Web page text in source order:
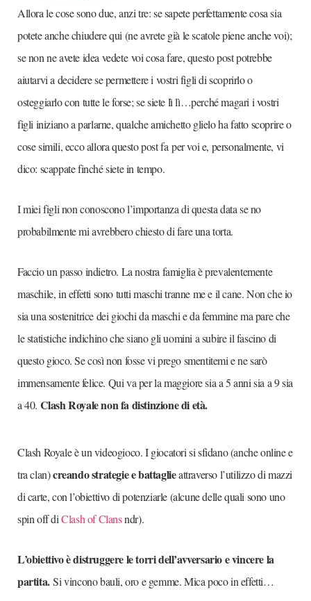
Allora le cose sono due, anzi tre: se sapete perfettamente cosa sia
potete anche chiudere qui (ne avrete già le scatole piene anche voi);
se non ne avete idea vedete voi cosa fare, questo post potrebbe
aiutarvi a decidere se permettere i vostri figli di scoprirlo o
osteggiarlo con tutte le forse; se siete lì lì…perché magari i vostri
figli iniziano a parlarne, qualche amichetto glielo ha fatto scoprire o
cose simili, ecco allora questo post fa per voi e, personalmente, vi
dico: scappate finché siete in tempo.
I miei figli non conoscono l’importanza di questa data se no
probabilmente mi avrebbero chiesto di fare una torta.
Faccio un passo indietro. La nostra famiglia è prevalentemente
maschile, in effetti sono tutti maschi tranne me e il cane. Non che io
sia una sostenitrice dei giochi da maschi e da femmine ma pare che
le statistiche indichino che siano gli uomini a subire il fascino di
questo gioco. Se così non fosse vi prego smentitemi e ne sarò
immensamente felice. Qui va per la maggiore sia a 5 anni sia a 9 sia
a 40. Clash Royale non fa distinzione di età.
Clash Royale è un videogioco. I giocatori si sfidano (anche online e
tra clan)creando strategie e battaglieattraverso l’utilizzo di mazzi
di carte, con l’obiettivo di potenziarle (alcune delle quali sono uno
spin off diClash of Clansndr).
L’obiettivo è distruggere le torri dell’avversario e vincere la
partita.Si vincono bauli, oro e gemme. Mica poco in effetti…